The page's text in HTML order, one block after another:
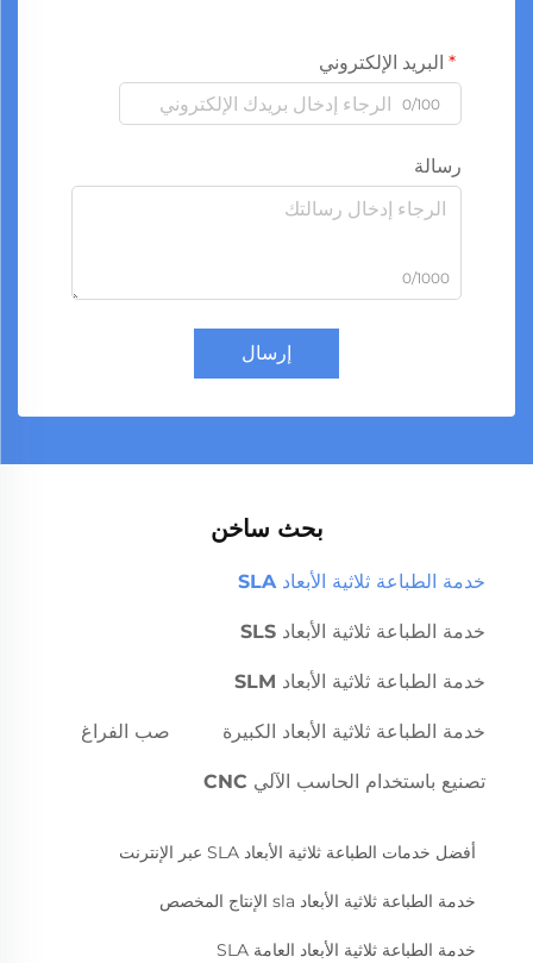
البريد الإلكتروني
0/100
رسالة
0/1000
إرسال
بحث ساخن
خدمة الطباعة ثلاثية الأبعاد SLA
خدمة الطباعة ثلاثية الأبعاد SLS
خدمة الطباعة ثلاثية الأبعاد SLM
خدمة الطباعة ثلاثية الأبعاد الكبيرة صب الفراغ
تصنيع باستخدام الحاسب الآلي CNC
أفضل خدمات الطباعة ثلاثية الأبعاد SLA عبر الإنترنت
خدمة الطباعة ثلاثية الأبعاد sla الإنتاج المخصص
خدمة الطباعة ثلاثية الأبعاد العامة SLA